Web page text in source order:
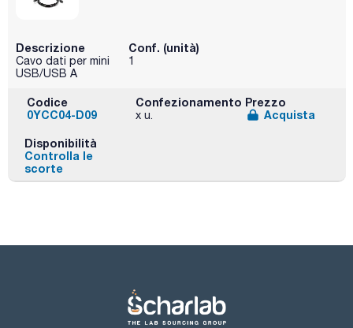
Descrizione
Cavo dati per mini
USB/USB A
Conf. (unità)
1
Codice
0YCC04-D09
Confezionamento
x u.
Prezzo
Acquista
Disponibilità
Controlla le
scorte